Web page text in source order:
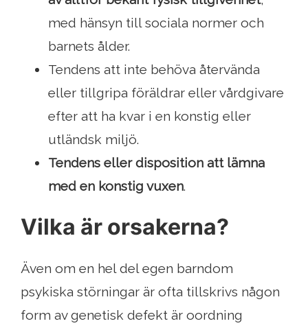
med hänsyn till sociala normer och
barnets ålder.
Tendens att inte behöva återvända
eller tillgripa föräldrar eller vårdgivare
efter att ha kvar i en konstig eller
utländsk miljö.
Tendens eller disposition att lämna
med en konstig vuxen.
Vilka är orsakerna?
Även om en hel del egen barndom
psykiska störningar är ofta tillskrivs någon
form av genetisk defekt är oordning